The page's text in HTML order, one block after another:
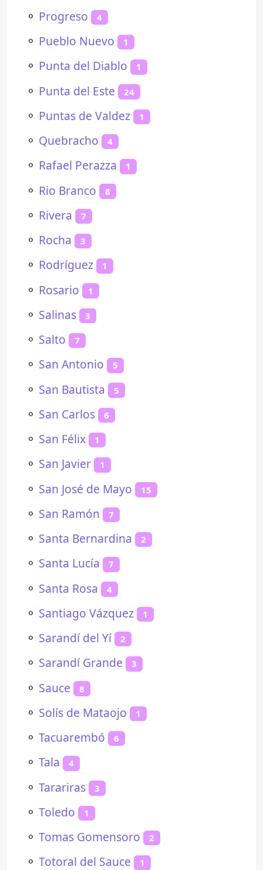
⚬ Progreso 4
⚬ Pueblo Nuevo 1
⚬ Punta del Diablo 1
⚬ Punta del Este 24
⚬ Puntas de Valdez 1
⚬ Quebracho 4
⚬ Rafael Perazza 1
⚬ Rio Branco 8
⚬ Rivera 7
⚬ Rocha 3
⚬ Rodríguez 1
⚬ Rosario 1
⚬ Salinas 3
⚬ Salto 7
⚬ San Antonio 5
⚬ San Bautista 5
⚬ San Carlos 6
⚬ San Félix 1
⚬ San Javier 1
⚬ San José de Mayo 15
⚬ San Ramón 7
⚬ Santa Bernardina 2
⚬ Santa Lucía 7
⚬ Santa Rosa 4
⚬ Santiago Vázquez 1
⚬ Sarandí del Yí 2
⚬ Sarandí Grande 3
⚬ Sauce 8
⚬ Solís de Mataojo 1
⚬ Tacuarembó 6
⚬ Tala 4
⚬ Tarariras 3
⚬ Toledo 1
⚬ Tomas Gomensoro 2
⚬ Totoral del Sauce 1